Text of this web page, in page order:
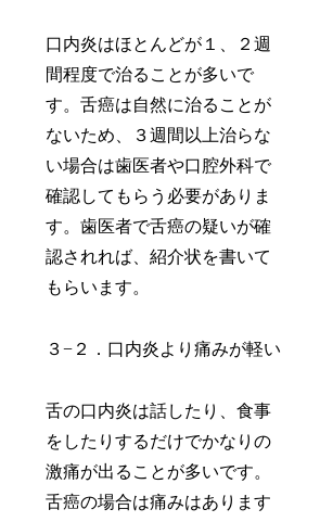
口内炎はほとんどが１、２週
間程度で治ることが多いで
す。舌癌は自然に治ることが
ないため、３週間以上治らな
い場合は歯医者や口腔外科で
確認してもらう必要がありま
す。歯医者で舌癌の疑いが確
認されれば、紹介状を書いて
もらいます。
３−２．口内炎より痛みが軽い
舌の口内炎は話したり、食事
をしたりするだけでかなりの
激痛が出ることが多いです。
舌癌の場合は痛みはあります